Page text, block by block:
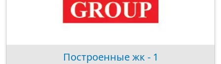
Построенные жк - 1